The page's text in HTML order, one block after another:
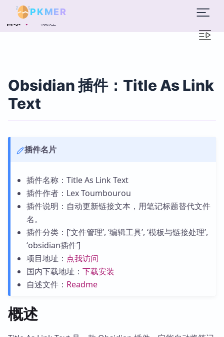
PKMER
目录 概述
Obsidian 插件：Title As Link
Text
插件名片
插件名称：Title As Link Text
插件作者：Lex Toumbourou
插件说明：自动更新链接文本，用笔记标题替代文件
名。
插件分类：[‘文件管理’, ‘编辑工具’, ‘模板与链接处理’,
‘obsidian插件’]
项目地址： 点我访问
国内下载地址： 下载安装
自述文件： Readme
概述